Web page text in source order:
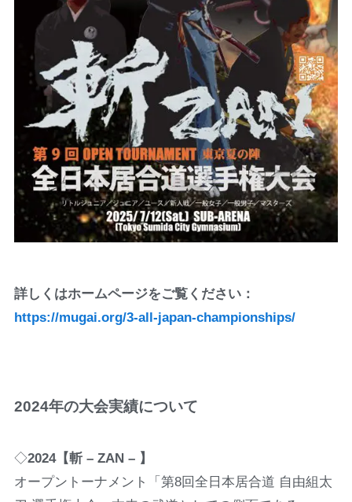
詳しくはホームページをご覧ください：
https://mugai.org/3-all-japan-championships/
2024年の大会実績について
◇2024【斬 – ZAN – 】
オープントーナメント「第8回全日本居合道 自由組太